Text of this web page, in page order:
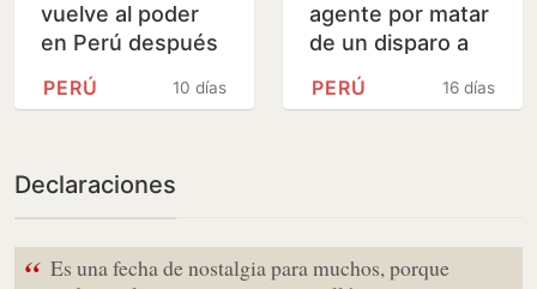
vuelve al poder
en Perú después
de 26 años con la
toma de posesión
10 días
PERÚ
agente por matar
de un disparo a
un menor en Perú
16 días
PERÚ
Declaraciones
“ Es una fecha de nostalgia para muchos, porque